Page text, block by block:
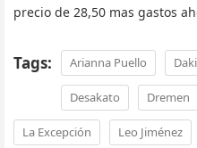
precio de 28,50 mas gastos
Tags: Arianna Puello
Desakato Dremen
La Excepción Leo Jiménez